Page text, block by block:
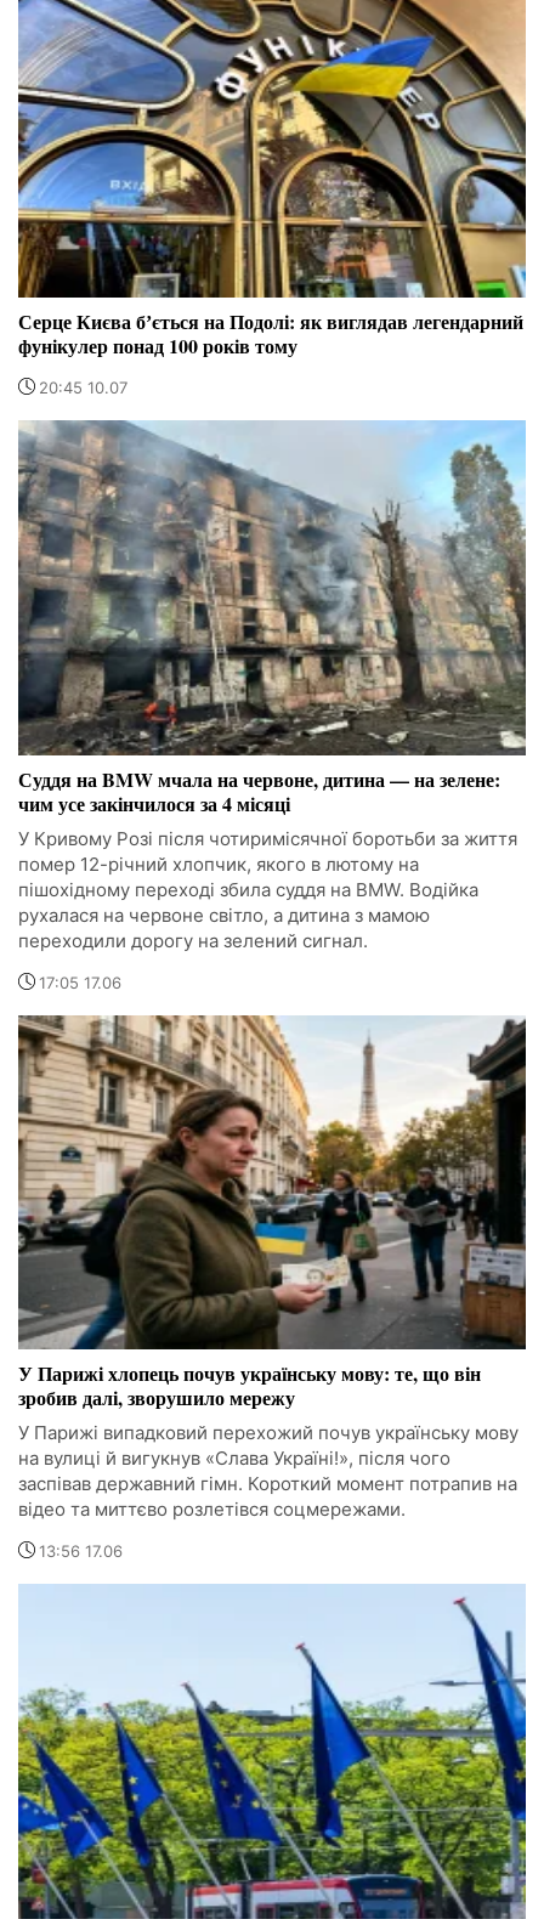
Серце Києва бʼється на Подолі: як виглядав легендарний
фунікулер понад 100 років тому
20:45 10.07
Суддя на BMW мчала на червоне, дитина — на зелене:
чим усе закінчилося за 4 місяці
У Кривому Розі після чотиримісячної боротьби за життя
помер 12-річний хлопчик, якого в лютому на
пішохідному переході збила суддя на BMW. Водійка
рухалася на червоне світло, а дитина з мамою
переходили дорогу на зелений сигнал.
17:05 17.06
У Парижі хлопець почув українську мову: те, що він
зробив далі, зворушило мережу
У Парижі випадковий перехожий почув українську мову
на вулиці й вигукнув «Слава Україні!», після чого
заспівав державний гімн. Короткий момент потрапив на
відео та миттєво розлетівся соцмережами.
13:56 17.06